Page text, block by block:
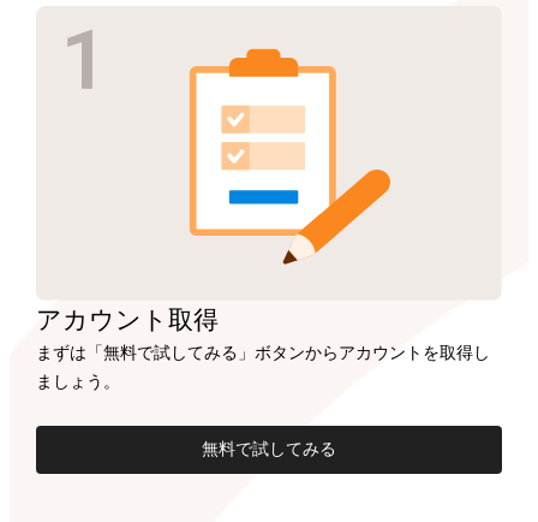
アカウント取得
まずは「無料で試してみる」ボタンからアカウントを取得し
ましょう。
無料で試してみる